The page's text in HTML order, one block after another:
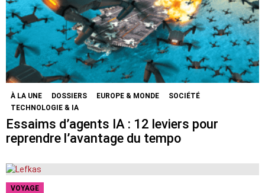
À LA UNE DOSSIERS EUROPE & MONDE
SOCIÉTÉ
TECHNOLOGIE & IA
Essaims d’agents IA : 12 leviers pour
reprendre l’avantage du tempo
VOYAGE